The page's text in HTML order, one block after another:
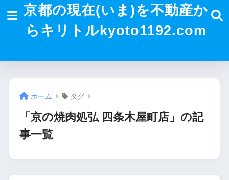
京都の現在(いま)を不動産か
らキリトルkyoto1192.com
ホーム タグ
「京の焼肉処弘 四条木屋町店」の記
事一覧